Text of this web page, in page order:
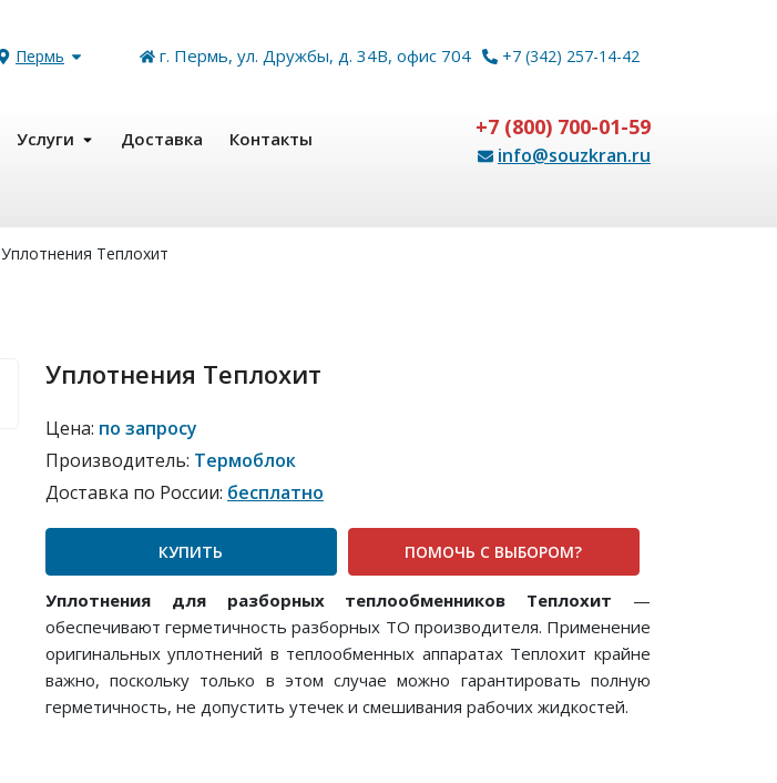
Пермь г. Пермь, ул. Дружбы, д. 34В, офис 704 +7 (342) 257-14-42
Услуги Доставка Контакты +7 (800) 700-01-59
info@souzkran.ru
Уплотнения Теплохит
Уплотнения Теплохит
Цена: по запросу
Производитель: Термоблок
Доставка по России: бесплатно
КУПИТЬ ПОМОЧЬ С ВЫБОРОМ?
Уплотнения для разборных теплообменников Теплохит —
обеспечивают герметичность разборных ТО производителя. Применение
оригинальных уплотнений в теплообменных аппаратах Теплохит крайне
важно, поскольку только в этом случае можно гарантировать полную
герметичность, не допустить утечек и смешивания рабочих жидкостей.